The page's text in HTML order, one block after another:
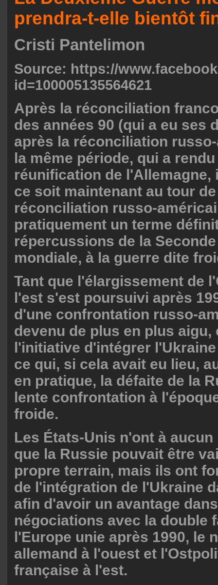
prendra-t-elle bientôt
Cristi Pantelimon
Source: https://
id=100005135564621
Après la réconciliation
des années 90 (qui a eu ses
après la réconciliation
la même période, qui a
réunification de l'Allemagne,
ce soit maintenant au tour
réconciliation russo-
pratiquement un terme
répercussions de la
mondiale, à la guerre dite
Tant que l'élargissement de
l'est s'est poursuivi après
d'une confrontation russo-
devenu de plus en plus
l'initiative d'intégrer
ce qui, si cela avait eu lieu,
en pratique, la défaite de la
lente confrontation à
froide.
Les États-Unis n'ont à
que la Russie pouvait être
propre terrain, mais ils ont
de l'intégration de l'Ukraine
afin d'avoir un avantage
négociations avec la double
l'Europe unie après 1990, le
allemand à l'ouest et
française à l'est.